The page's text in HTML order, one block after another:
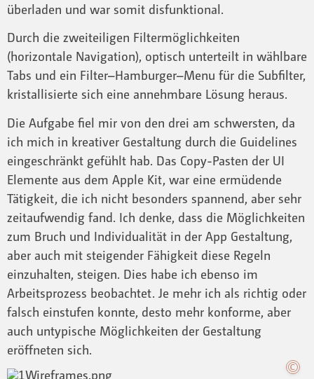
überladen und war somit disfunktional.
Durch die zweiteiligen Filtermöglichkeiten
(horizontale Navigation), optisch unterteilt in wählbare
Tabs und ein Filter–Hamburger–Menu für die Subfilter,
kristallisierte sich eine annehmbare Lösung heraus.
Die Aufgabe fiel mir von den drei am schwersten, da
ich mich in kreativer Gestaltung durch die Guidelines
eingeschränkt gefühlt hab. Das Copy-Pasten der UI
Elemente aus dem Apple Kit, war eine ermüdende
Tätigkeit, die ich nicht besonders spannend, aber sehr
zeitaufwendig fand. Ich denke, dass die Möglichkeiten
zum Bruch und Individualität in der App Gestaltung,
aber auch mit steigender Fähigkeit diese Regeln
einzuhalten, steigen. Dies habe ich ebenso im
Arbeitsprozess beobachtet. Je mehr ich als richtig oder
falsch einstufen konnte, desto mehr konforme, aber
auch untypische Möglichkeiten der Gestaltung
eröffneten sich.